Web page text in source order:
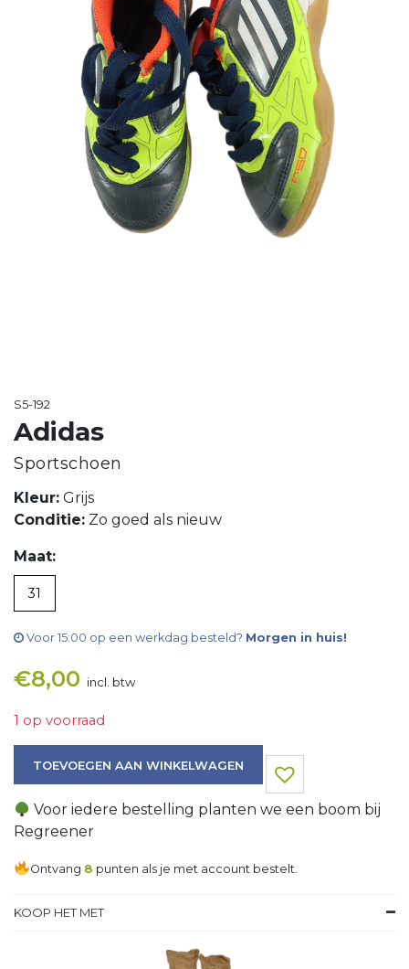
S5-192
Adidas
Sportschoen
Kleur: Grijs
Conditie: Zo goed als nieuw
Maat:
31
Voor 15:00 op een werkdag besteld? Morgen in huis!
€8,00 incl. btw
1 op voorraad
TOEVOEGEN AAN WINKELWAGEN
Voor iedere bestelling planten we een boom bij
Regreener
Ontvang 8 punten als je met account bestelt.
KOOP HET MET